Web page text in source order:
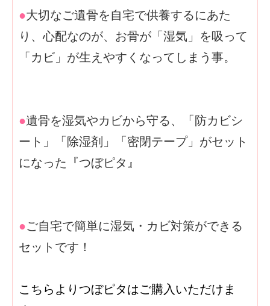
●大切なご遺骨を自宅で供養するにあた
り、心配なのが、お骨が「湿気」を吸って
「カビ」が生えやすくなってしまう事。
●遺骨を湿気やカビから守る、「防カビシ
ート」「除湿剤」「密閉テープ」がセット
になった『つぼピタ』
●ご自宅で簡単に湿気・カビ対策ができる
セットです！
こちらよりつぼピタはご購入いただけま